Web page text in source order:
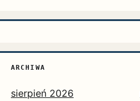
ARCHIWA
sierpień 2026